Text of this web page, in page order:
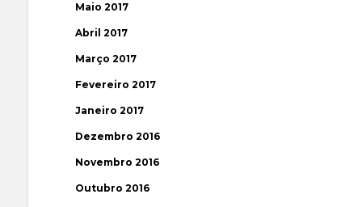
Maio 2017
Abril 2017
Março 2017
Fevereiro 2017
Janeiro 2017
Dezembro 2016
Novembro 2016
Outubro 2016